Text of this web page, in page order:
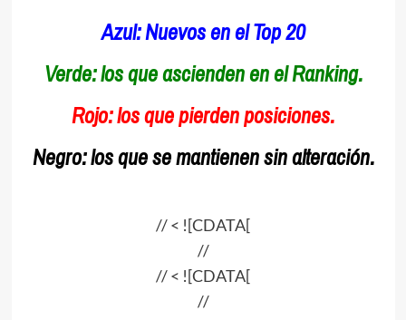
Azul: Nuevos en el Top 20
Verde:los que ascienden en el Ranking.
Rojo:los que pierden posiciones.
Negro:los que se mantienen sin alteración.
// < ![CDATA[
//
// < ![CDATA[
//